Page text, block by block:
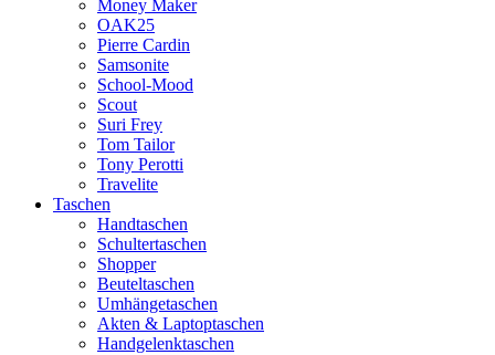
Money Maker
OAK25
Pierre Cardin
Samsonite
School-Mood
Scout
Suri Frey
Tom Tailor
Tony Perotti
Travelite
Taschen
Handtaschen
Schultertaschen
Shopper
Beuteltaschen
Umhängetaschen
Akten & Laptoptaschen
Handgelenktaschen